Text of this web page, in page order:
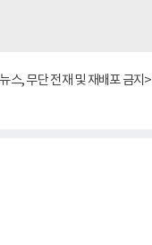
스, 무단 전재 및 재배포 금지>